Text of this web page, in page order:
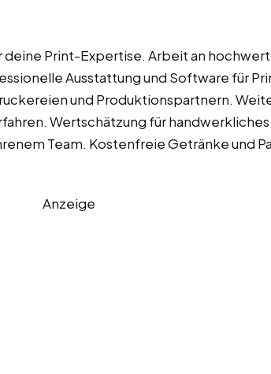
Print-Expertise. Arbeit an
Ausstattung und Software für
und Produktionspartnern.
Wertschätzung für
Team. Kostenfreie Getränke und
Anzeige